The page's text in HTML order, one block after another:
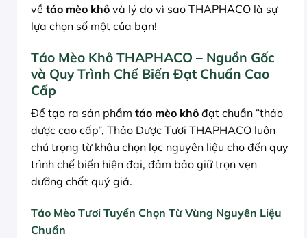
về táo mèo khô và lý do vì sao THAPHACO là sự
lựa chọn số một của bạn!
Táo Mèo Khô THAPHACO – Nguồn Gốc
và Quy Trình Chế Biến Đạt Chuẩn Cao
Cấp
Để tạo ra sản phẩm táo mèo khô đạt chuẩn “thảo
dược cao cấp”, Thảo Dược Tươi THAPHACO luôn
chú trọng từ khâu chọn lọc nguyên liệu cho đến quy
trình chế biến hiện đại, đảm bảo giữ trọn vẹn
dưỡng chất quý giá.
Táo Mèo Tươi Tuyển Chọn Từ Vùng Nguyên Liệu
Chuẩn